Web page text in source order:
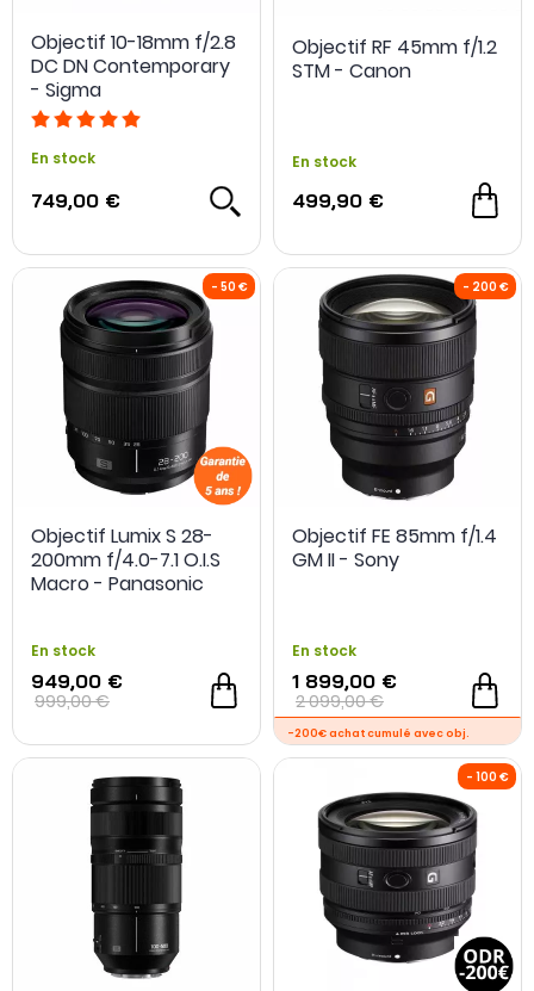
Objectif 10-18mm f/2.8
DC DN Contemporary
- Sigma
En stock
749,00 €
Objectif RF 45mm f/1.2
STM - Canon
En stock
499,90 €
Objectif Lumix S 28-
200mm f/4.0-7.1 O.I.S
Macro - Panasonic
En stock
949,00 €
999,00 €
Objectif FE 85mm f/1.4
GM II - Sony
En stock
1 899,00 €
2 099,00 €